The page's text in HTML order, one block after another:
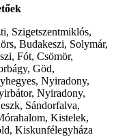
Szigetszentmiklós,
Budakeszi, Solymár,
Fót, Csömör,
Göd,
Nyiradony,
Nyiradony,
Sándorfalva,
Kistelek,
Kiskunfélegyháza